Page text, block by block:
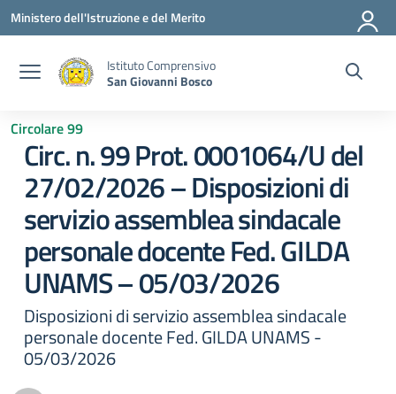
Vai ai contenuti
Vai al menu di navigazione
Vai al footer
Ministero dell'Istruzione e del Merito
Istituto Comprensivo
San Giovanni Bosco
Circolare 99
Circ. n. 99 Prot. 0001064/U del
27/02/2026 – Disposizioni di
servizio assemblea sindacale
personale docente Fed. GILDA
UNAMS – 05/03/2026
Disposizioni di servizio assemblea sindacale
personale docente Fed. GILDA UNAMS -
05/03/2026